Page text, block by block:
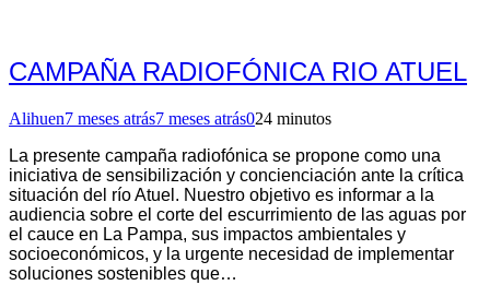
CAMPAÑA RADIOFÓNICA RIO ATUEL
Alihuen7 meses atrás7 meses atrás024 minutos
La presente campaña radiofónica se propone como una
iniciativa de sensibilización y concienciación ante la crítica
situación del río Atuel. Nuestro objetivo es informar a la
audiencia sobre el corte del escurrimiento de las aguas por
el cauce en La Pampa, sus impactos ambientales y
socioeconómicos, y la urgente necesidad de implementar
soluciones sostenibles que…